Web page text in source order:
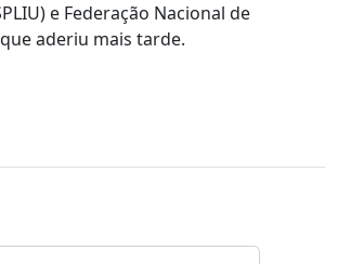
e Federação Nacional de
que aderiu mais tarde.